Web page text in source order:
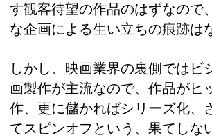
す観客待望の作品のはずなので
な企画による生い立ちの痕跡は
しかし、映画業界の裏側ではビ
画製作が主流なので、作品がヒ
作、更に儲かればシリーズ化、
てスピンオフという、果てしな